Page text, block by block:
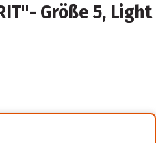
Größe 5, Light